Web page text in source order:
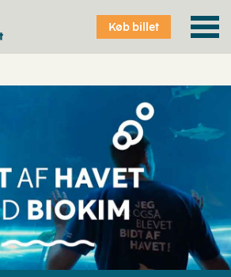
Køb billet online & spar
Køb billet